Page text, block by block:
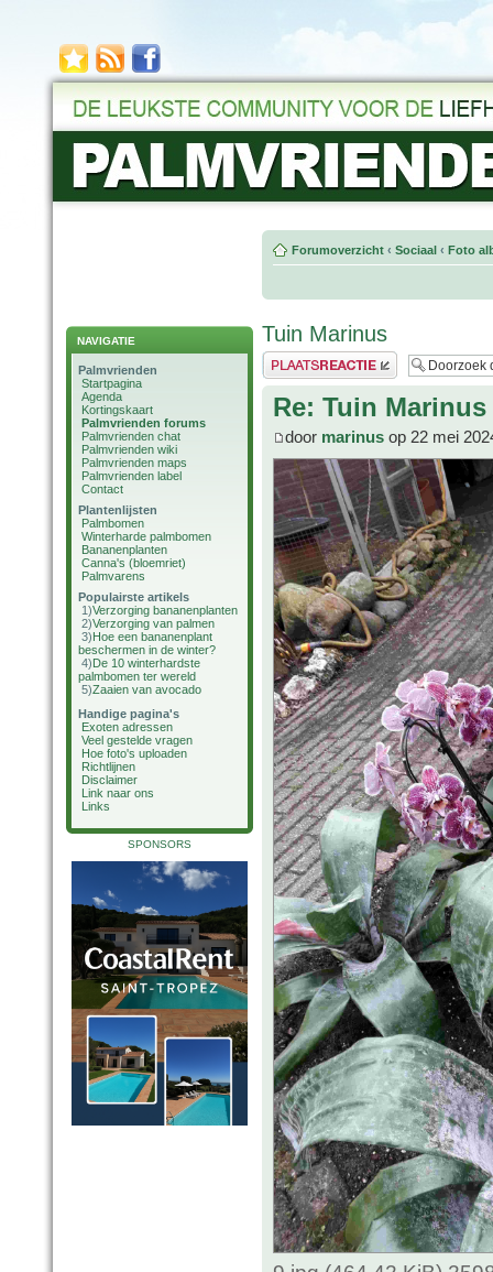
NAVIGATIE
Palmvrienden
Startpagina
Agenda
Kortingskaart
Palmvrienden forums
Palmvrienden chat
Palmvrienden wiki
Palmvrienden maps
Palmvrienden label
Contact
Plantenlijsten
Palmbomen
Winterharde palmbomen
Bananenplanten
Canna's (bloemriet)
Palmvarens
Populairste artikels
1)Verzorging bananenplanten
2)Verzorging van palmen
3)Hoe een bananenplant
beschermen in de winter?
4)De 10 winterhardste
palmbomen ter wereld
5)Zaaien van avocado
Handige pagina's
Exoten adressen
Veel gestelde vragen
Hoe foto's uploaden
Richtlijnen
Disclaimer
Link naar ons
Links
SPONSORS
Forumoverzicht ‹ Sociaal ‹ Foto
Tuin Marinus
Plaats een reactie
Re: Tuin Marinus
door marinus op 22 mei